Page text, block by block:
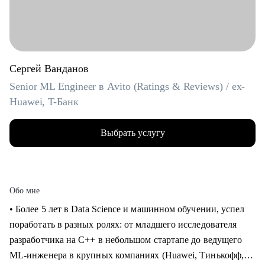
Сергей Ванданов
Senior ML Engineer в Avito (Ratings & Reviews) / ex-
Huawei, T-Банк
Выбрать услугу
Обо мне
• Более 5 лет в Data Science и машинном обучении, успел
поработать в разных ролях: от младшего исследователя
разработчика на C++ в небольшом стартапе до ведущего
ML-инженера в крупных компаниях (Huawei, Тинькофф,